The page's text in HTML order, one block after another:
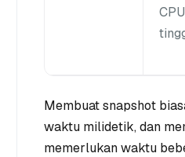
Membuat snapshot
waktu milidetik, dan
memerlukan waktu